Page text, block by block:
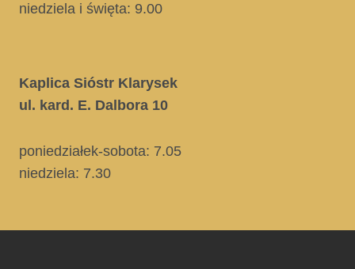
niedziela i święta: 9.00
Kaplica Sióstr Klarysek
ul. kard. E. Dalbora 10
poniedziałek-sobota: 7.05
niedziela: 7.30